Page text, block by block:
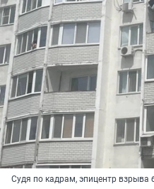
Судя по кадрам, эпицентр взрыва